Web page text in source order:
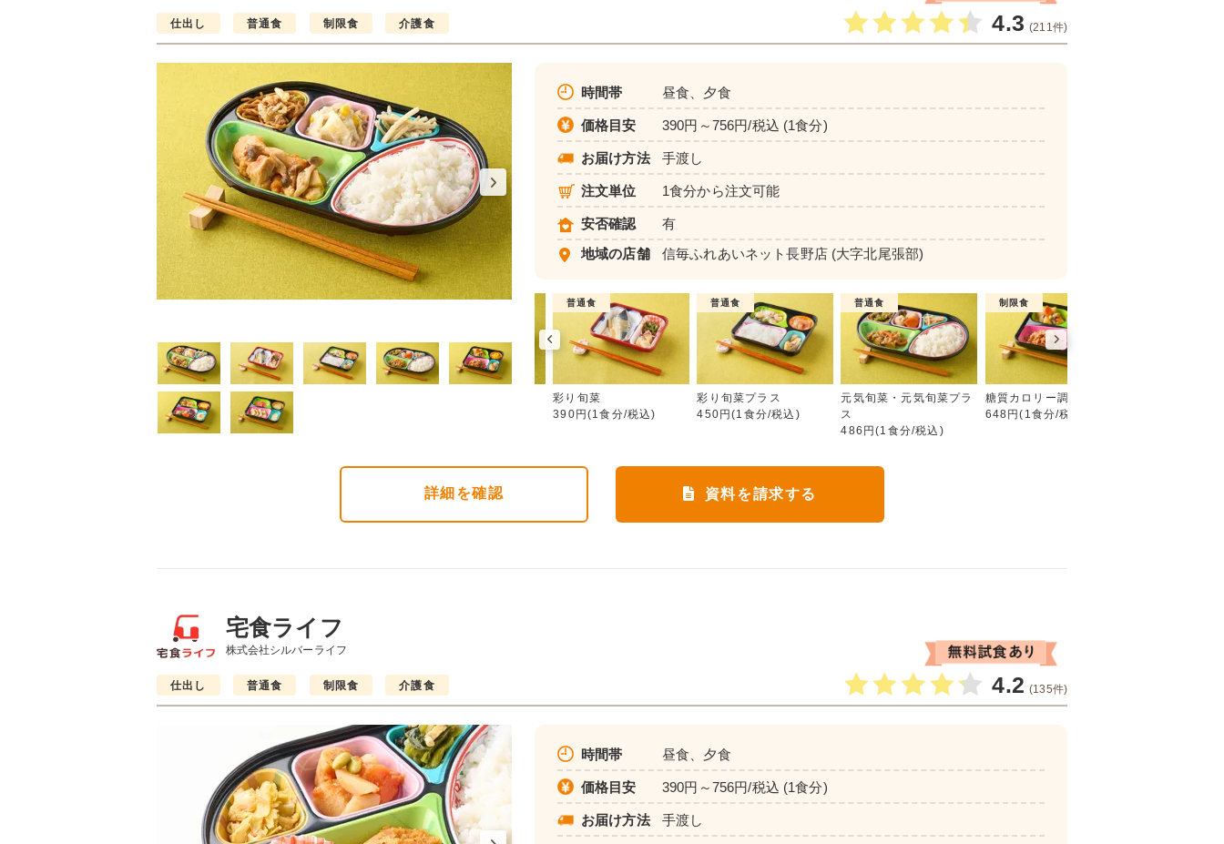
仕出し 普通食 制限食 介護食 4.3 (211件)
彩り旬菜 彩り旬菜プラス
時間帯 昼食、夕食
価格目安 390円～756円/税込 (1食分)
お届け方法 手渡し
注文単位 1食分から注文可能
安否確認
有
地域の店舗
信毎ふれあいネット長野店(大字北尾張部)
制限食
糖質カロリー調整食
648円(1食分/税込)
制限食
たんぱく調整食
756円(1食分/税込)
介護食 普通食
彩り旬菜
390円(1食分/税込)
普通食
彩り旬菜プラス
450円(1食分/税込)
普通食
元気旬菜・元気旬菜プラ
ス
486円(1食分/税込)
制限食
糖質カロリー調整食
648円(1食分/税込)
詳細 を確認 資料を請求する
宅食ライフ
株式会社シルバーライフ
仕出し 普通食 制限食 介護食 4.2 (135件)
時間帯 昼食、夕食
価格目安 390円～756円/税込 (1食分)
お届け方法 手渡し